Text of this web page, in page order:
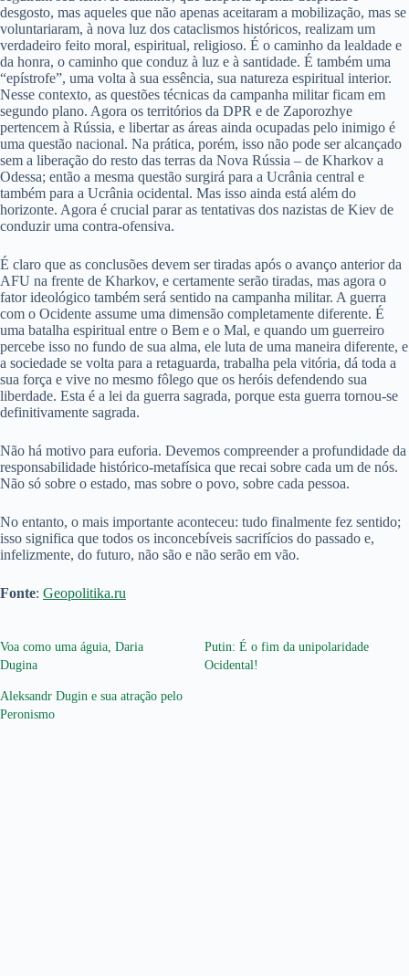
desgosto, mas aqueles que não apenas aceitaram a mobilização, mas se
voluntariaram, à nova luz dos cataclismos históricos, realizam um
verdadeiro feito moral, espiritual, religioso. É o caminho da lealdade e
da honra, o caminho que conduz à luz e à santidade. É também uma
“epístrofe”, uma volta à sua essência, sua natureza espiritual interior.
Nesse contexto, as questões técnicas da campanha militar ficam em
segundo plano. Agora os territórios da DPR e de Zaporozhye
pertencem à Rússia, e libertar as áreas ainda ocupadas pelo inimigo é
uma questão nacional. Na prática, porém, isso não pode ser alcançado
sem a liberação do resto das terras da Nova Rússia – de Kharkov a
Odessa; então a mesma questão surgirá para a Ucrânia central e
também para a Ucrânia ocidental. Mas isso ainda está além do
horizonte. Agora é crucial parar as tentativas dos nazistas de Kiev de
conduzir uma contra-ofensiva.
É claro que as conclusões devem ser tiradas após o avanço anterior da
AFU na frente de Kharkov, e certamente serão tiradas, mas agora o
fator ideológico também será sentido na campanha militar. A guerra
com o Ocidente assume uma dimensão completamente diferente. É
uma batalha espiritual entre o Bem e o Mal, e quando um guerreiro
percebe isso no fundo de sua alma, ele luta de uma maneira diferente, e
a sociedade se volta para a retaguarda, trabalha pela vitória, dá toda a
sua força e vive no mesmo fôlego que os heróis defendendo sua
liberdade. Esta é a lei da guerra sagrada, porque esta guerra tornou-se
definitivamente sagrada.
Não há motivo para euforia. Devemos compreender a profundidade da
responsabilidade histórico-metafísica que recai sobre cada um de nós.
Não só sobre o estado, mas sobre o povo, sobre cada pessoa.
No entanto, o mais importante aconteceu: tudo finalmente fez sentido;
isso significa que todos os inconcebíveis sacrifícios do passado e,
infelizmente, do futuro, não são e não serão em vão.
Fonte: Geopolitika.ru
Voa como uma águia, Daria
Dugina
Putin: É o fim da unipolaridade
Ocidental!
Aleksandr Dugin e sua atração pelo
Peronismo